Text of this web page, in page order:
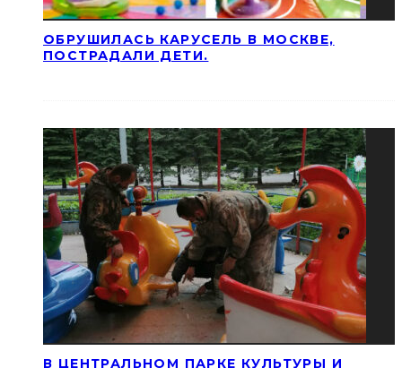
ОБРУШИЛАСЬ КАРУСЕЛЬ В МОСКВЕ,
ПОСТРАДАЛИ ДЕТИ.
В ЦЕНТРАЛЬНОМ ПАРКЕ КУЛЬТУРЫ И